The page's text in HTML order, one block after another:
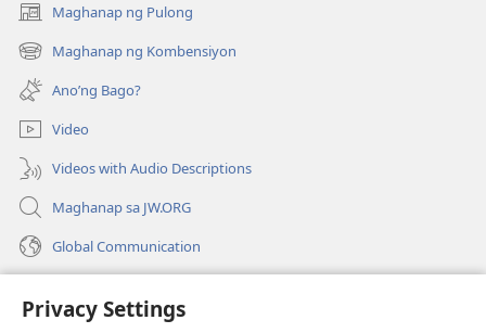
Privacy Settings
Maghanap ng Pulong
(may
bubukas
na
bagong
window)
Maghanap ng Kombensiyon
(may
bubukas
na
bagong
window)
Ano’ng Bago?
Video
Videos with Audio Descriptions
Maghanap sa JW.ORG
Global Communication